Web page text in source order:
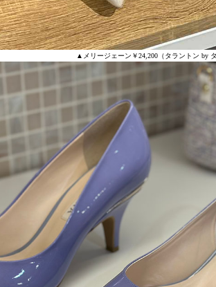
▲メリージェーン￥24,200（タラントン by